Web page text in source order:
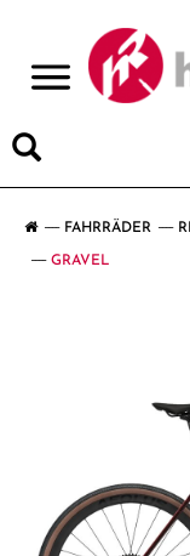
FAHRRÄDER
GRAVEL